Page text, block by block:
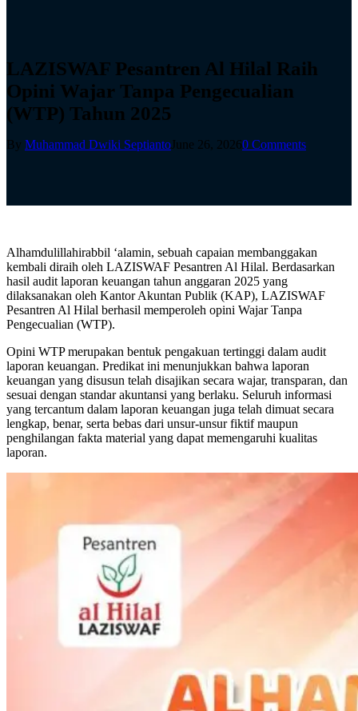
LAZISWAF Pesantren Al Hilal Raih
Opini Wajar Tanpa Pengecualian
(WTP) Tahun 2025
By Muhammad Dwiki SeptiantoJune 26, 20260 Comments
Alhamdulillahirabbil ‘alamin, sebuah capaian membanggakan
kembali diraih oleh LAZISWAF Pesantren Al Hilal. Berdasarkan
hasil audit laporan keuangan tahun anggaran 2025 yang
dilaksanakan oleh Kantor Akuntan Publik (KAP), LAZISWAF
Pesantren Al Hilal berhasil memperoleh opini Wajar Tanpa
Pengecualian (WTP).
Opini WTP merupakan bentuk pengakuan tertinggi dalam audit
laporan keuangan. Predikat ini menunjukkan bahwa laporan
keuangan yang disusun telah disajikan secara wajar, transparan, dan
sesuai dengan standar akuntansi yang berlaku. Seluruh informasi
yang tercantum dalam laporan keuangan juga telah dimuat secara
lengkap, benar, serta bebas dari unsur-unsur fiktif maupun
penghilangan fakta material yang dapat memengaruhi kualitas
laporan.